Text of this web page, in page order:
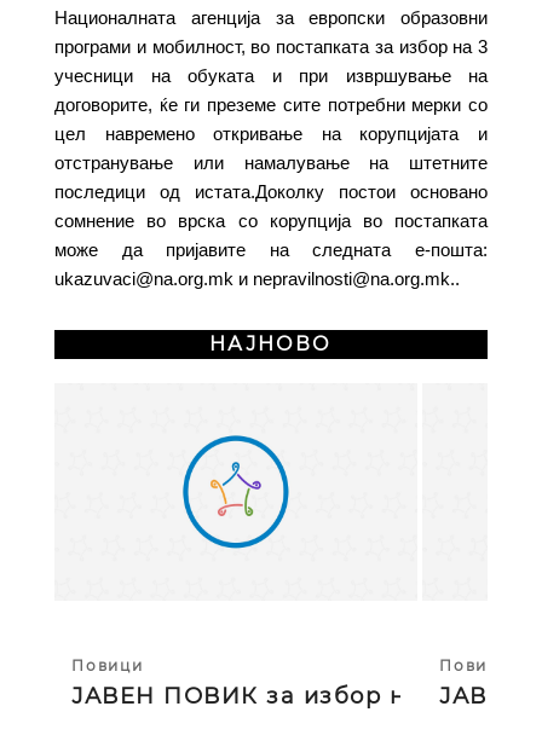
Националната агенција за европски образовни
програми и мобилност, во постапката за избор на 3
учесници на обуката и при извршување на
договорите, ќе ги преземе сите потребни мерки со
цел навремено откривање на корупцијата и
отстранување или намалување на штетните
последици од истата.Доколку постои основано
сомнение во врска со корупција во постапката
може да пријавите на следната е-пошта:
ukazuvaci@na.org.mk и nepravilnosti@na.org.mk..
НАЈНОВО
Повици
ЈАВЕН ПОВИК за избор на тројца
Повици
ЈАВЕН